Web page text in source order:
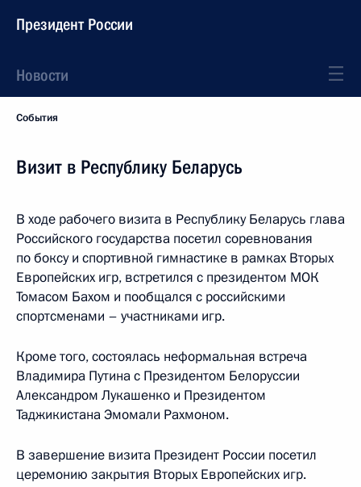
Президент России
Новости
События
Визит в Республику Беларусь
В ходе рабочего визита в Республику Беларусь глава
Российского государства посетил соревнования
по боксу и спортивной гимнастике в рамках Вторых
Европейских игр, встретился с президентом МОК
Томасом Бахом и пообщался с российскими
спортсменами – участниками игр.
Кроме того, состоялась неформальная встреча
Владимира Путина с Президентом Белоруссии
Александром Лукашенко и Президентом
Таджикистана Эмомали Рахмоном.
В завершение визита Президент России посетил
церемонию закрытия Вторых Европейских игр.